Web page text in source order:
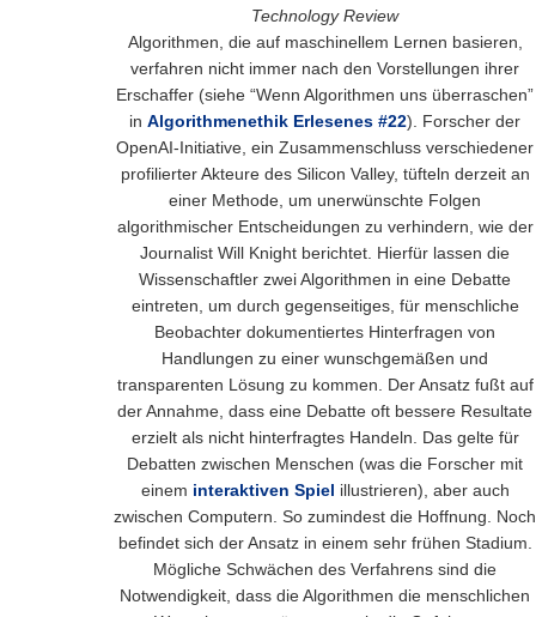
Technology Review
Algorithmen, die auf maschinellem Lernen basieren,
verfahren nicht immer nach den Vorstellungen ihrer
Erschaffer (siehe “Wenn Algorithmen uns überraschen”
in Algorithmenethik Erlesenes #22). Forscher der
OpenAI-Initiative, ein Zusammenschluss verschiedener
profilierter Akteure des Silicon Valley, tüfteln derzeit an
einer Methode, um unerwünschte Folgen
algorithmischer Entscheidungen zu verhindern, wie der
Journalist Will Knight berichtet. Hierfür lassen die
Wissenschaftler zwei Algorithmen in eine Debatte
eintreten, um durch gegenseitiges, für menschliche
Beobachter dokumentiertes Hinterfragen von
Handlungen zu einer wunschgemäßen und
transparenten Lösung zu kommen. Der Ansatz fußt auf
der Annahme, dass eine Debatte oft bessere Resultate
erzielt als nicht hinterfragtes Handeln. Das gelte für
Debatten zwischen Menschen (was die Forscher mit
einem interaktiven Spiel illustrieren), aber auch
zwischen Computern. So zumindest die Hoffnung. Noch
befindet sich der Ansatz in einem sehr frühen Stadium.
Mögliche Schwächen des Verfahrens sind die
Notwendigkeit, dass die Algorithmen die menschlichen